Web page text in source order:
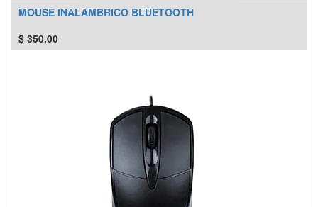
MOUSE INALAMBRICO BLUETOOTH
$ 350,00